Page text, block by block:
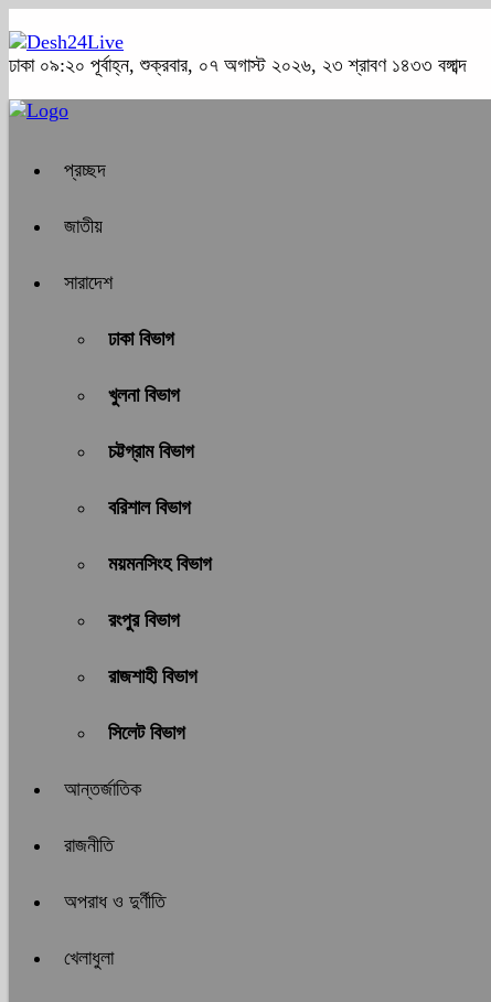
ঢাকা ০৯:২০ পূর্বাহ্ন, শুক্রবার, ০৭ অগাস্ট ২০২৬, ২৩ শ্রাবণ ১৪৩৩ বঙ্গাব্দ
প্রচ্ছদ
জাতীয়
সারাদেশ
ঢাকা বিভাগ
খুলনা বিভাগ
চট্টগ্রাম বিভাগ
বরিশাল বিভাগ
ময়মনসিংহ বিভাগ
রংপুর বিভাগ
রাজশাহী বিভাগ
সিলেট বিভাগ
আন্তর্জাতিক
রাজনীতি
অপরাধ ও দুর্ণীতি
খেলাধুলা